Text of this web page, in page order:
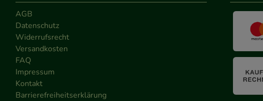
AGB
Datenschutz
Widerrufsrecht
Versandkosten
FAQ
Impressum
Kontakt
Barrierefreiheitserklärung